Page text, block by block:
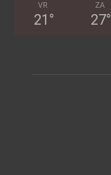
VR
21 °
ZA
27°